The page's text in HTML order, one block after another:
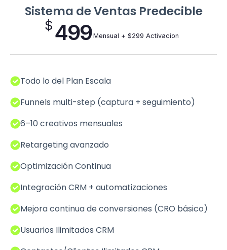
Sistema de Ventas Predecible
$ 499Mensual + $299 Activacion
Todo lo del Plan Escala
Funnels multi-step (captura + seguimiento)
6–10 creativos mensuales
Retargeting avanzado
Optimización Continua
Integración CRM + automatizaciones
Mejora continua de conversiones (CRO básico)
Usuarios Ilimitados CRM